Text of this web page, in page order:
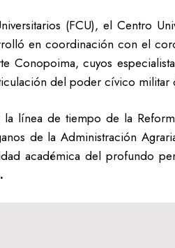
(FCU), el Centro
en coordinación con el
Conopoima, cuyos
del poder cívico militar
línea de tiempo de la
de la Administración
académica del profundo